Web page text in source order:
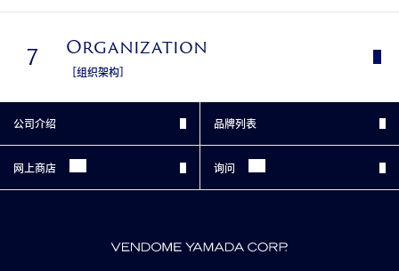
7 Organization
［组织架构］
公司介绍 品牌列表
网上商店 询问